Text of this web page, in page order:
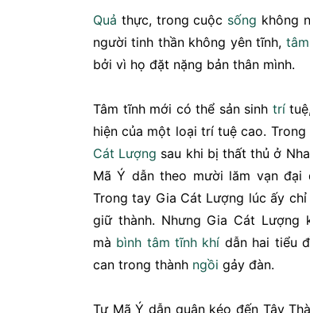
Quả thực, trong cuộc sống không
người tinh thần không yên tĩnh,
bởi vì họ đặt nặng bản thân mình.
Tâm tĩnh mới có thể sản sinh trí
hiện của một loại trí tuệ cao. Trong
Cát Lượng sau khi bị thất thủ ở
Mã Ý dẫn theo mười lăm vạn đại
Trong tay Gia Cát Lượng lúc ấy
giữ thành. Nhưng Gia Cát Lượng
mà bình tâm tĩnh khí dẫn hai tiểu
can trong thành ngồi gảy đàn.
Tư Mã Ý dẫn quân kéo đến Tây